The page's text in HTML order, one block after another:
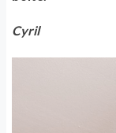
Cyril